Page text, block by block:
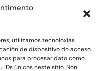
utilizamos tecnoloxías
de dispositivo do acceso.
para procesar dato como
únicos neste sitio. Non
a 21.30h.